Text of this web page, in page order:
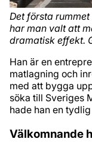
Det första
har man valt att
dramatisk effekt.
Han är en
matlagning och
med att bygga
söka till Sveriges
hade han en
Välkomnande